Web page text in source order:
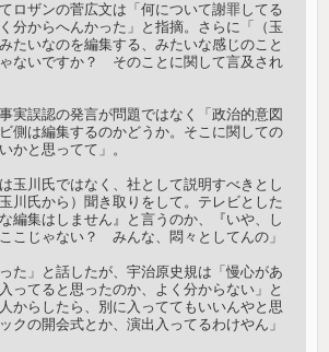
ロザンの菅広文は「何について謝罪してる
分からへんかった」と指摘。さらに「（玉
たいなのを編集する、みたいな感じのこと
ないですか？ そのことに関して言及され
実誤認の発言が問題ではなく「政治的意図
側は編集するのかどうか。そこに関しての
かと思ってて」。
玉川氏ではなく、社として説明すべきとし
川氏から）聞き取りをして。テレビとした
編集はしません』と言うのか、『いや、し
こじゃない？ みんな、悶々としてんの」
た」と話したが、宇治原史規は「慢心があ
ってると思ったのか、よく分からない」と
からしたら、別に入っててもいいんやと思
クの開会式とか、演出入ってるわけやん」